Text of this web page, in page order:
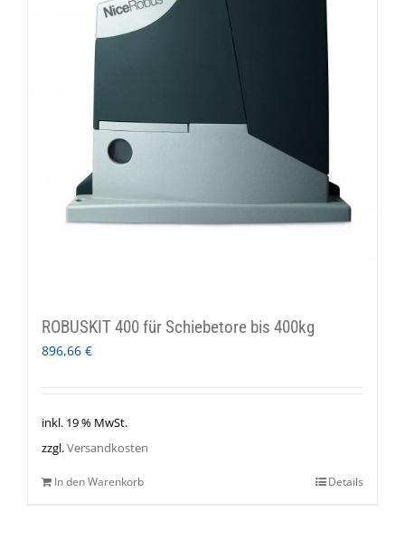
ROBUSKIT 400 für Schiebetore bis 400kg
896,66 €
inkl. 19 % MwSt.
zzgl.Versandkosten
In den Warenkorb Details